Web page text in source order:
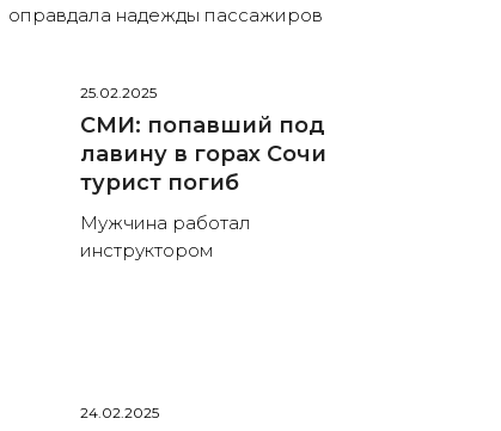
оправдала надежды пассажиров
25.02.2025
СМИ: попавший под
лавину в горах Сочи
турист погиб
Мужчина работал
инструктором
24.02.2025